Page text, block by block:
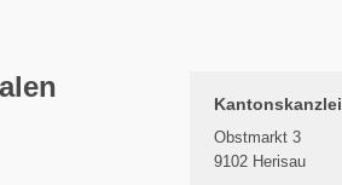
Kantonskanzlei
Obstmarkt 3
9102 Herisau